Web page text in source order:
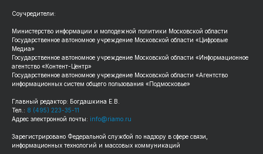
Соучредители:
Министерство информации и молодежной политики Московской области
Государственное автономное учреждение Московской области «Цифровые
Медиа»
Государственное автономное учреждение Московской области «Информационное
агентство «Контент-Центр»
Государственное автономное учреждение Московской области «Агентство
информационных систем общего пользования «Подмосковье»
Главный редактор: Богдашкина Е.В.
Тел.: 8 (495) 223-35-11
Адрес электронной почты: info@riamo.ru
Зарегистрировано Федеральной службой по надзору в сфере связи,
информационных технологий и массовых коммуникаций